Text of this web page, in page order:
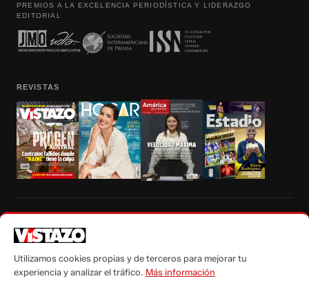
PREMIOS A LA EXCELENCIA PERIODÍSTICA Y LIDERAZGO
EDITORIAL
REVISTAS
autorización escrita de su titular, de todos los contenidos de Vistazo.com.
Utilizamos cookies propias y de terceros para mejorar tu
experiencia y analizar el tráfico. Más información